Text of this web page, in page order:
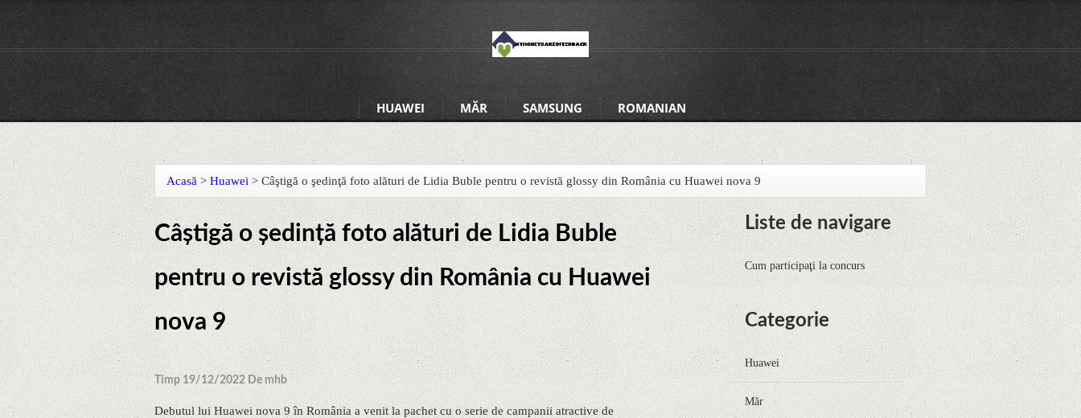
HUAWEI MĂR SAMSUNG ROMANIAN
Acasă > Huawei > Câştigă o şedinţă foto alături de Lidia Buble pentru o revistă glossy din România cu Huawei nova 9
Câştigă o şedinţă foto alături de Lidia Buble
pentru o revistă glossy din România cu Huawei
nova 9
Timp 19/12/2022 De mhb
Debutul lui Huawei nova 9 în România a venit la pachet cu o serie de campanii atractive de
Liste de navigare
Cum participaţi la concurs
Categorie
Huawei
Măr